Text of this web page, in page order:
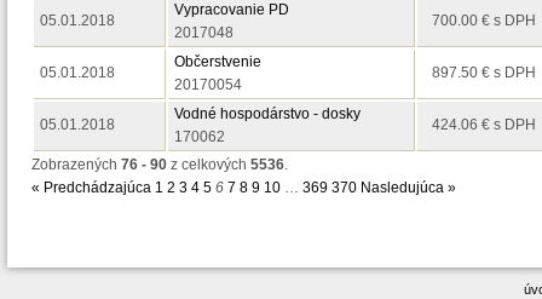
05.01.2018
Vypracovanie PD
2017048
700.00 € s DPH
05.01.2018
Občerstvenie
20170054
897.50 € s DPH
05.01.2018
Vodné hospodárstvo - dosky
170062
424.06 € s DPH
Zobrazených 76 - 90 z celkových 5536.
« Predchádzajúca 1 2 3 4 5 6 7 8 9 10 … 369 370 Nasledujúca »